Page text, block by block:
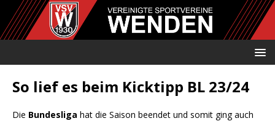
So lief es beim Kicktipp BL 23/24
Die Bundesliga hat die Saison beendet und somit ging auch